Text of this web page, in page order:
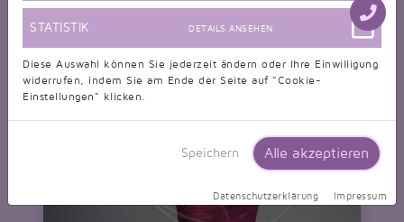
STATISTIK DETAILS ANSEHEN
Diese Auswahl können Sie jederzeit ändern oder Ihre Einwilligung
widerrufen, indem Sie am Ende der Seite auf "Cookie-
Einstellungen" klicken.
Speichern Alle akzeptieren
Datenschutzerklärung Impressum